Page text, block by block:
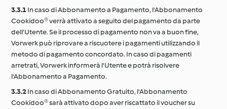
3.3.1In caso di Abbonamento a Pagamento, l'Abbonamento
Cookidoo® verrà attivato a seguito del pagamento da parte
dell'Utente. Se il processo di pagamento non va a buon fine,
Vorwerk può riprovare a riscuotere i pagamenti utilizzando il
metodo di pagamento concordato. In caso di pagamenti
arretrati, Vorwerk informerà l'Utente e potrà risolvere
l'Abbonamento a Pagamento.
3.3.2In caso di Abbonamento Gratuito, l'Abbonamento
Cookidoo® sarà attivato dopo aver riscattato il voucher su